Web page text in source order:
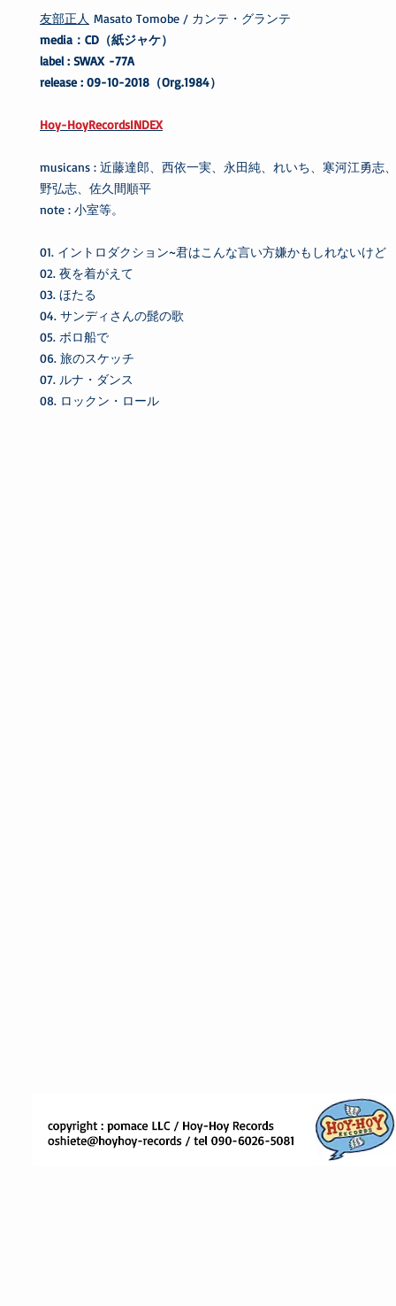
友部正人 Masato Tomobe / カンテ・グランテ
media：CD（紙ジャケ）
label : SWAX -77A
release : 09-10-2018（Org.1984）
Hoy-HoyRecordsINDEX
musicans : 近藤達郎、西依一実、永田純、れいち、寒河江勇志
野弘志、佐久間順平
note : 小室等。
01. イントロダクション~君はこんな言い方嫌かもしれないけど
02. 夜を着がえて
03. ほたる
04. サンディさんの髭の歌
05. ボロ船で
06. 旅のスケッチ
07. ルナ・ダンス
08. ロックン・ロール